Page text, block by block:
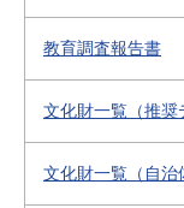
教育調査報告書
文化財一覧（推奨
文化財一覧（自治